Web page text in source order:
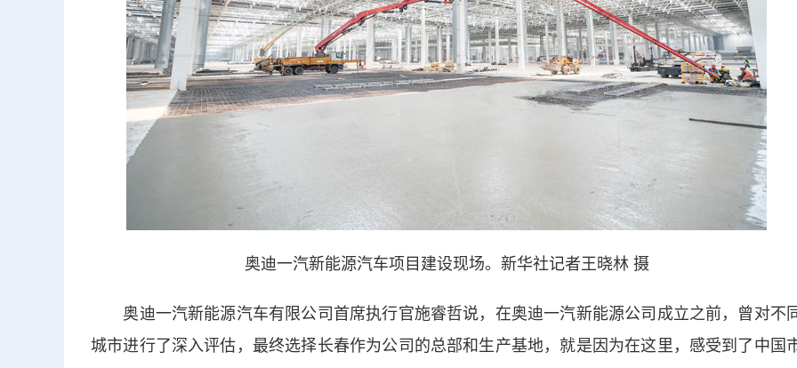
奥迪一汽新能源汽车项目建设现场。新华社记者王晓林 摄
奥迪一汽新能源汽车有限公司首席执行官施睿哲说，在奥迪一汽新能源公司成立之前，曾对不
城市进行了深入评估，最终选择长春作为公司的总部和生产基地，就是因为在这里，感受到了中国